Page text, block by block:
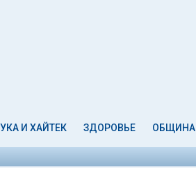
И ХАЙТЕК ЗДОРОВЬЕ ОБЩИНА